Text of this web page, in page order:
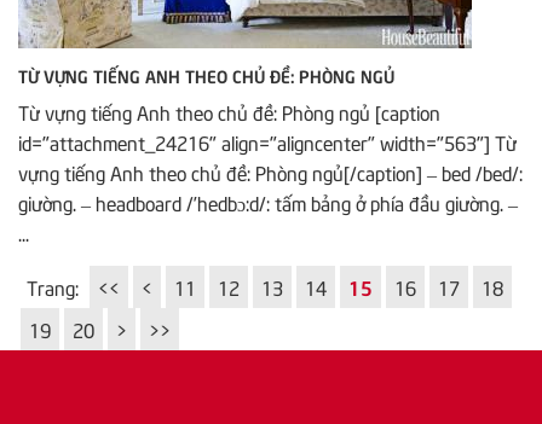
TỪ VỰNG TIẾNG ANH THEO CHỦ ĐỀ: PHÒNG NGỦ
Từ vựng tiếng Anh theo chủ đề: Phòng ngủ [caption
id="attachment_24216" align="aligncenter" width="563"] Từ
vựng tiếng Anh theo chủ đề: Phòng ngủ[/caption] – bed /bed/:
giường. – headboard /’hedbɔ:d/: tấm bảng ở phía đầu giường. –
...
Trang: << < 11 12 13 14 15 16 17
18
19
20 > >>